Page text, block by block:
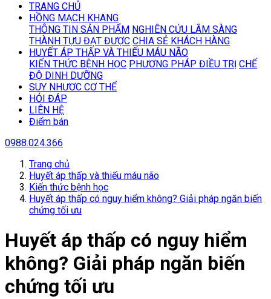
TRANG CHỦ
HỒNG MẠCH KHANG
THÔNG TIN SẢN PHẨM NGHIÊN CỨU LÂM SÀNG
THÀNH TỰU ĐẠT ĐƯỢC CHIA SẺ KHÁCH HÀNG
HUYẾT ÁP THẤP VÀ THIẾU MÁU NÃO
KIẾN THỨC BỆNH HỌC PHƯƠNG PHÁP ĐIỀU TRỊ CHẾ
ĐỘ DINH DƯỠNG
SUY NHƯƠC CƠ THỂ
HỎI ĐÁP
LIÊN HỆ
Điểm bán
0988.024.366
Trang chủ
Huyết áp thấp và thiếu máu não
Kiến thức bệnh học
Huyết áp thấp có nguy hiểm không? Giải pháp ngăn biến
chứng tối ưu
Huyết áp thấp có nguy hiểm
không? Giải pháp ngăn biến
chứng tối ưu